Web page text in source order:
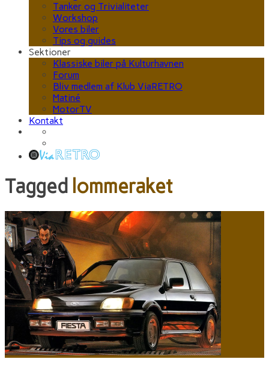
Tanker og Trivialiteter
Workshop
Vores biler
Tips og guides
Sektioner
Klassiske biler på Kulturhavnen
Forum
Bliv medlem af Klub ViaRETRO
Matiné
MotorTV
Kontakt
Tagged lommeraket